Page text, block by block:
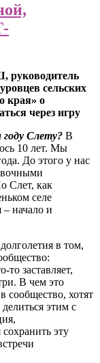
сельских
края» о
через игру
году Слету? В
10 лет. Мы
До этого у нас
Слет, как
селе
начало и
в том,
то заставляет,
В чем это
сообщество, хотят
этим с
эту